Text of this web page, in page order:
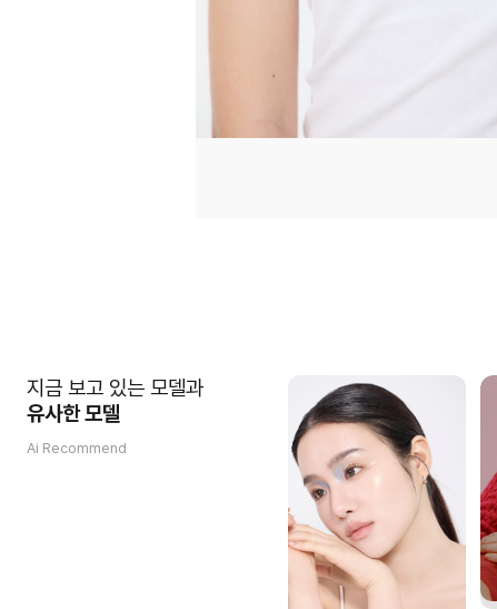
지금 보고 있는 모델과
유사한 모델
Ai Recommend